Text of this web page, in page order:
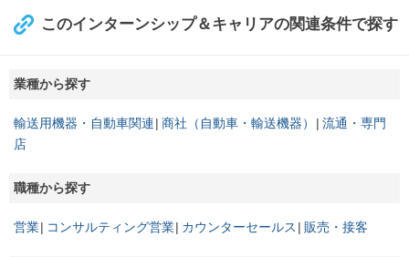
このインターンシップ＆キャリアの関連条件で探す
業種から探す
輸送用機器・自動車関連 商社（自動車・輸送機器）
流通・専門
店
職種から探す
営業 コンサルティング営業 カウンターセールス 販売・接客